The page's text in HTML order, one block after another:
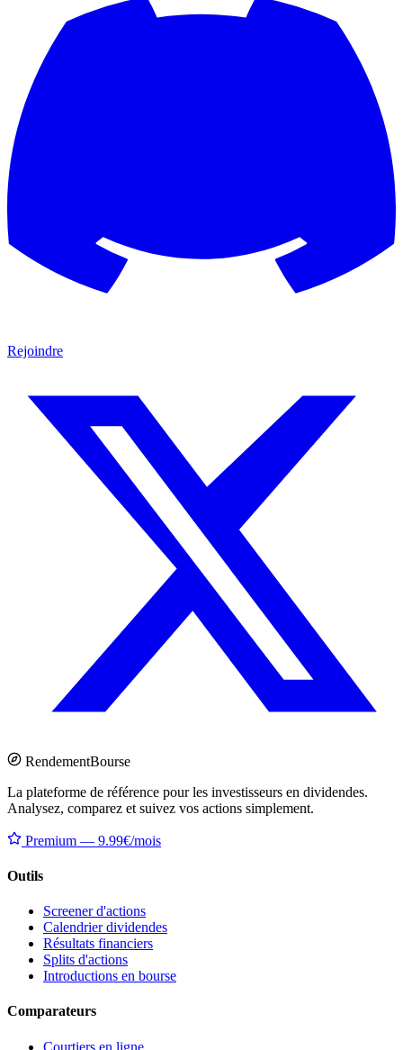
Rejoindre
RendementBourse
La plateforme de référence pour les investisseurs en dividendes.
Analysez, comparez et suivez vos actions simplement.
Premium — 9.99€/mois
Outils
Screener d'actions
Calendrier dividendes
Résultats financiers
Splits d'actions
Introductions en bourse
Comparateurs
Courtiers en ligne